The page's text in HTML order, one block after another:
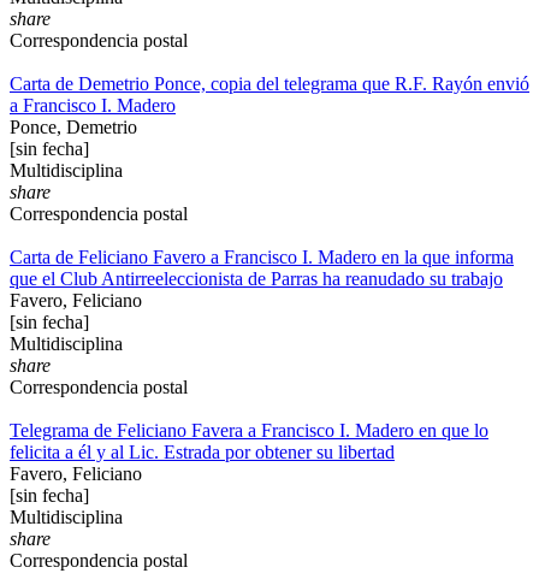
share
Correspondencia postal
Carta de Demetrio Ponce, copia del telegrama que R.F. Rayón envió
a Francisco I. Madero
Ponce, Demetrio
[sin fecha]
Multidisciplina
share
Correspondencia postal
Carta de Feliciano Favero a Francisco I. Madero en la que informa
que el Club Antirreeleccionista de Parras ha reanudado su trabajo
Favero, Feliciano
[sin fecha]
Multidisciplina
share
Correspondencia postal
Telegrama de Feliciano Favera a Francisco I. Madero en que lo
felicita a él y al Lic. Estrada por obtener su libertad
Favero, Feliciano
[sin fecha]
Multidisciplina
share
Correspondencia postal